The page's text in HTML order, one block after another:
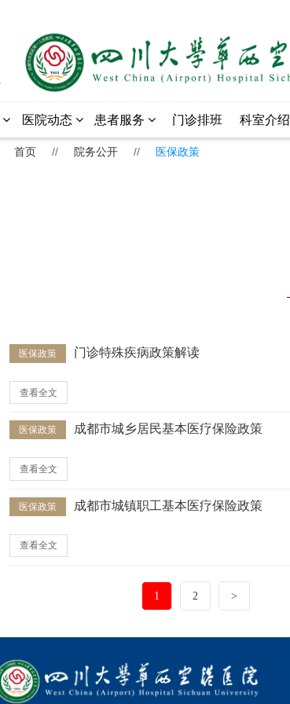
医院动态 患者服务 门诊排班 科室介绍
医保政策 门诊特殊疾病政策解读
查看全文
医保政策 成都市城乡居民基本医疗保险政策
查看全文
医保政策 成都市城镇职工基本医疗保险政策
查看全文
1 2 >
首页 // 院务公开 // 医保政策